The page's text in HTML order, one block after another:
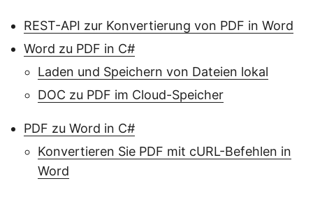
REST-API zur Konvertierung von PDF in Word
Word zu PDF in C#
Laden und Speichern von Dateien lokal
DOC zu PDF im Cloud-Speicher
PDF zu Word in C#
Konvertieren Sie PDF mit cURL-Befehlen in
Word